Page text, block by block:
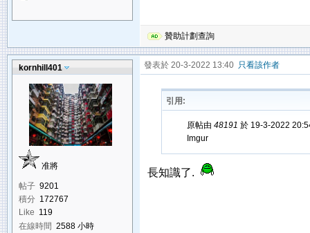
贊助計劃查詢
kornhill401
准將
帖子 9201
積分 172767
Like 119
在線時間 2588 小時
發表於 20-3-2022 13:40 只看該作者
引用:
原帖由 48191 於 19-3-2022
Imgur
長知識了.